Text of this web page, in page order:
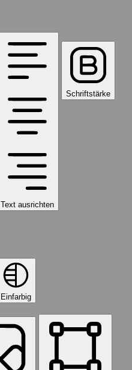
Text ausrichten
Schriftstärke
Einfarbig